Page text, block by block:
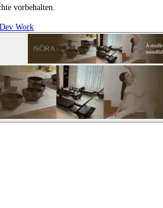
vorbehalten.
Work